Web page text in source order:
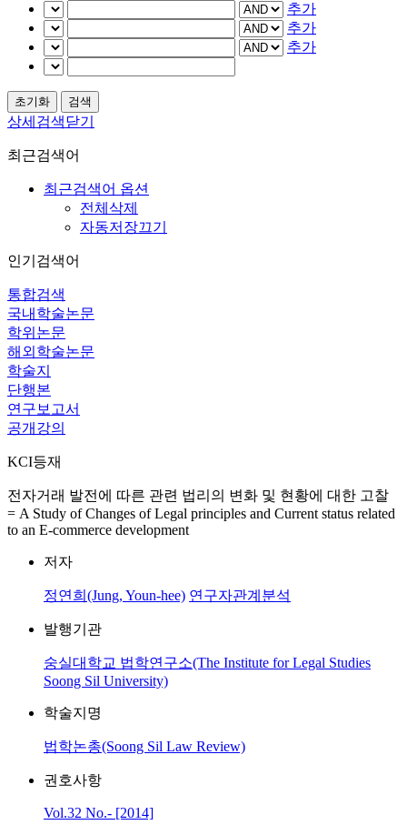
추가
추가
추가
상세검색닫기
최근검색어
최근검색어 옵션
전체삭제
자동저장끄기
인기검색어
통합검색
국내학술논문
학위논문
해외학술논문
학술지
단행본
연구보고서
공개강의
KCI등재
전자거래 발전에 따른 관련 법리의 변화 및 현황에 대한 고찰
= A Study of Changes of Legal principles and Current status related
to an E-commerce development
저자
정연희(Jung, Youn-hee) 연구자관계분석
발행기관
숭실대학교 법학연구소(The Institute for Legal Studies
Soong Sil University)
학술지명
법학논총(Soong Sil Law Review)
권호사항
Vol.32 No.- [2014]